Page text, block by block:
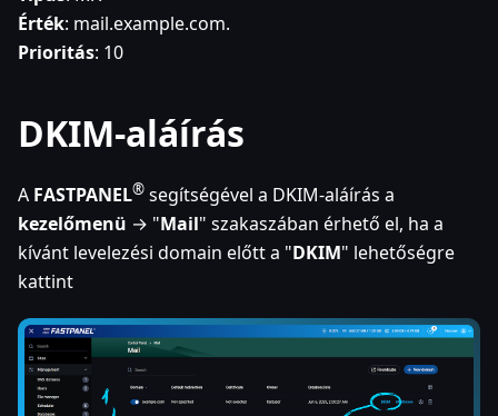
Érték: mail.example.com.
Prioritás: 10
DKIM-aláírás
A FASTPANEL® segítségével a DKIM-aláírás a
kezelőmenü → "Mail" szakaszában érhető el, ha a
kívánt levelezési domain előtt a "DKIM" lehetőségre
kattint